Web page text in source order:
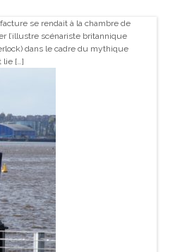
se rendait à la chambre de
l’illustre scénariste britannique
dans le cadre du mythique
lie […]